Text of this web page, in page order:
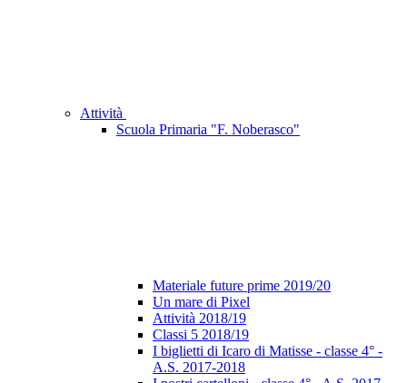
Attività
Scuola Primaria "F. Noberasco"
Materiale future prime 2019/20
Un mare di Pixel
Attività 2018/19
Classi 5 2018/19
I biglietti di Icaro di Matisse - classe 4° -
A.S. 2017-2018